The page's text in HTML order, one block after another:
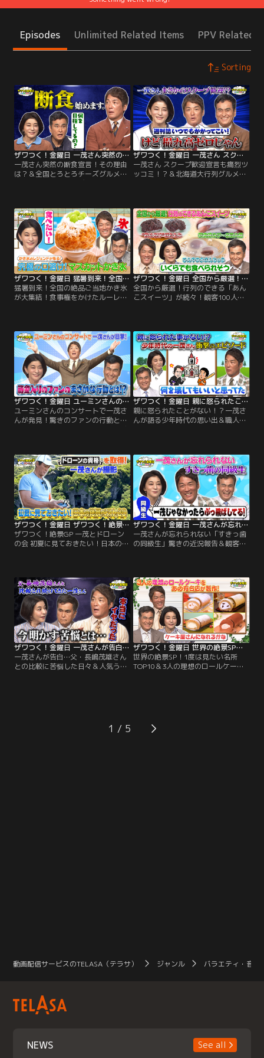
Episodes Unlimited Related Items PPV Related
Sorting
ザワつく！金曜日 一茂さん突然の断食宣言！その理由は？＆全国とろとろチーズグルメをかけてダーツ対決再び！（2026/07/31放送分）
一茂さん突然の断食宣言！その理由
は？＆全国とろとろチーズグルメを
かけてダーツ対決再び！／※都合
今回は、丸鶏を10時間煮込んだ究極
の薬膳鍋が登場！その絶品グルメを
前に、なんと一茂が、健康のため
に“ある過酷な決断”をしたことを告
白！
ザワつく！金曜日 一茂さん スクープ歓迎宣言も痛烈ツッコミ！？＆北海道大行列グルメをかけてダーツ対決（2026/07/24放送分）
一茂さん スクープ歓迎宣言も痛烈ツ
ッコミ！？＆北海道大行列グルメを
わりクイズ】 精密部品メーカーが15
年の歳月をかけて生み出した“ある
モノ”や、 希少な素材を使い、数万
本に1本の品質を追求する“ある道
具”の製造工程で クイズを出題！
ザワつく！金曜日 猛暑到来！全国の絶品ご当地かき氷が大集結！食事権をかけたルーレットで大盛り上がり（2026/07/17放送分）
猛暑到来！全国の絶品ご当地かき氷
が大集結！食事権をかけたルーレッ
謎】 最近の支払い事情をテーマにザ
ワつくトリオが語り合う！ちさ子が
「Vポイント」を活用し始めたとい
う話題から、一茂の意外な私生活が
発覚。 クレジットカード派を自称す
る一茂だったが…。
ザワつく！金曜日 全国から厳選！行列のできる「あんこスイーツ」が続々！観客100人が食べたいのはどれ？（2026/07/10放送分）
全国から厳選！行列のできる「あん
こスイーツ」が続々！観客100人が
ちさ子は、アメリカの高校に留学し
ていた長男の卒業式にまつわるエピ
ソードを披露！まさかのアメリカ流
の驚きのマッチングシステムにスタ
ジオも騒然！
ザワつく！金曜日 ユーミンさんのコンサートで一茂さんが発見！驚きのファンの行動とは？＆ソフトクリームVSプリンで究極の2択（2026/07/03放送分）
ユーミンさんのコンサートで一茂さ
んが発見！驚きのファンの行動と
◆【オープニングトーク】ちさ子が
ハワイで鑑賞した「シルク・ドゥ・
ソレイユ」の魅力を熱弁！臨場感あ
ふれるパフォーマンスに感動したと
明かした。
ザワつく！金曜日 親に怒られたことがない！？一茂さんが語る少年時代の思い出＆職人が作った高級箸の目利き対決！（2026/06/26放送分）
親に怒られたことがない！？一茂さ
んが語る少年時代の思い出＆職人が
トーク】一茂が驚愕の幼少期を告
白！泥だらけで帰宅しても、何百万
もする盆栽を 割っても一切怒られな
かったという「怒られない教育」の
真実とは！？さらに、教会の窓ガラ
スを粉砕！
ザワつく！金曜日 ザワつく！絶景GP 一茂とドローンの会 初夏に見ておきたい！日本の絶景ベスト20 ドローンの資格を取得した一茂さんが撮影！（2026/06/19放送分）
ザワつく！絶景GP 一茂とドローン
の会 初夏に見ておきたい！日本の絶
ざいます ◆初夏に見ておきたい「日
本の絶景ベスト20」を一挙大公開！
絶景のプロが厳選した、この時期に
しか見られない奇跡の光景が続々登
場！
ザワつく！金曜日 一茂さんが忘れられない「すきっ歯の同級生」驚きの近況報告＆観客100人が選ぶのは？絶品ご当地丼（2026/06/19放送分）
一茂さんが忘れられない「すきっ歯
の同級生」驚きの近況報告＆観客
ングトーク】ちさ子の息子さんの彼
女の話題からスタート！非常に賢
く、息子さんを 「教育してくれてい
る」という彼女とのエピソードを披
露。
ザワつく！金曜日 一茂さんが告白…父・長嶋茂雄さんとの比較に苦悩した日々＆人気うどん店で“最強トッピング王決定戦”（2026/06/05放送分）
一茂さんが告白…父・長嶋茂雄さん
との比較に苦悩した日々＆人気うど
ドを 持つ少女と、14歳で“過酷すぎ
るレース”を制した少年が登場！
ザワつく！金曜日 世界の絶景SP！1度は見たい名所TOP10＆3人の理想のロールケーキを有名店が叶える！？！（2026/05/29放送分）
世界の絶景SP！1度は見たい名所
TOP10＆3人の理想のロールケーキ
ザワつくトリオへまさかのオファ
ー！？ちさ子、一茂、良純が本気で
1
動画配信サービスのTELASA（テラサ） ジャンル バラエティ・音楽
NEWS See all